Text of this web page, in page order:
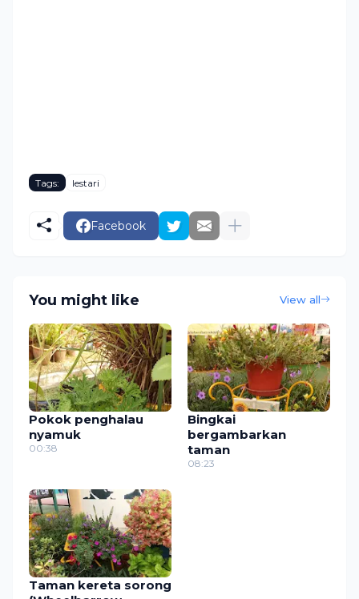
Tags: lestari
Facebook
You might like View all
Pokok penghalau
nyamuk
00:38
Bingkai
bergambarkan
taman
08:23
Taman kereta sorong